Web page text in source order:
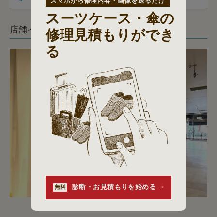
スーツケース・傘の
修理見積もりができ
る
無料 診断・お見積もりを始める
店舗イメージ